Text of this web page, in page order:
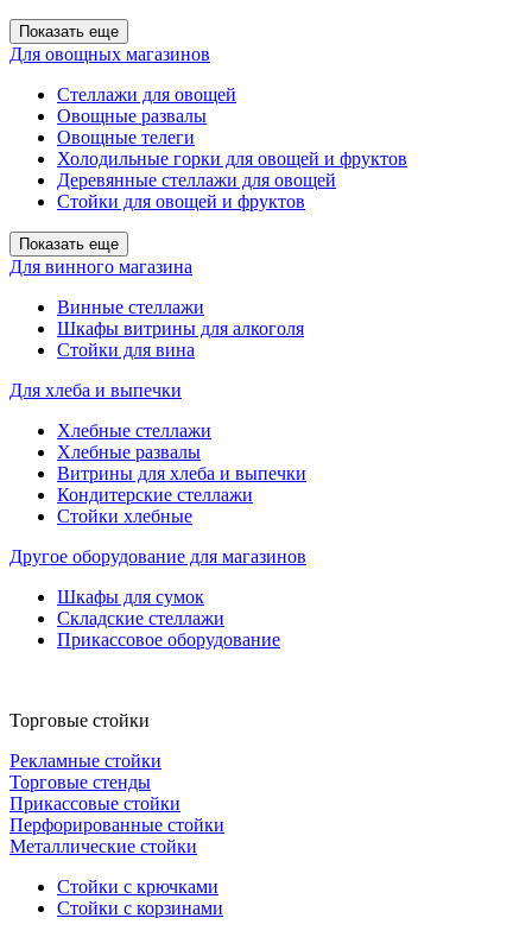
Показать еще
Для овощных магазинов
Стеллажи для овощей
Овощные развалы
Овощные телеги
Холодильные горки для овощей и фруктов
Деревянные стеллажи для овощей
Стойки для овощей и фруктов
Показать еще
Для винного магазина
Винные стеллажи
Шкафы витрины для алкоголя
Стойки для вина
Для хлеба и выпечки
Хлебные стеллажи
Хлебные развалы
Витрины для хлеба и выпечки
Кондитерские стеллажи
Стойки хлебные
Другое оборудование для магазинов
Шкафы для сумок
Складские стеллажи
Прикассовое оборудование
Торговые стойки
Рекламные стойки
Торговые стенды
Прикассовые стойки
Перфорированные стойки
Металлические стойки
Стойки с крючками
Стойки с корзинами